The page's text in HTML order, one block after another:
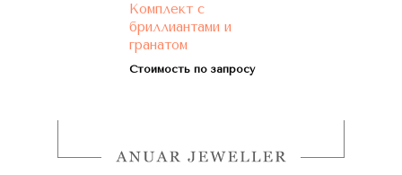
Комплект с
бриллиантами и
гранатом
Стоимость по запросу